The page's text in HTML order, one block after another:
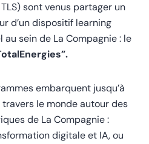
sont venus partager un
d’un dispositif learning
sein de La Compagnie : le
embarquent jusqu’à
le monde autour des
de La Compagnie :
digitale et IA, ou